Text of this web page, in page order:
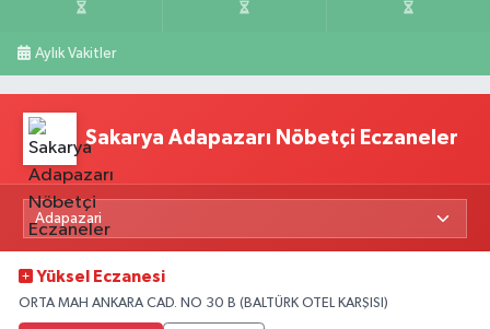
Aylık Vakitler
Sakarya Adapazarı Nöbetçi Eczaneler
Yüksel Eczanesi
ORTA MAH ANKARA CAD. NO 30 B (BALTÜRK OTEL KARŞISI)